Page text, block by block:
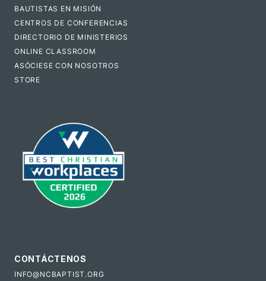
BAUTISTAS EN MISIÓN
CENTROS DE CONFERENCIAS
DIRECTORIO DE MINISTERIOS
ONLINE CLASSROOM
ASÓCIESE CON NOSOTROS
STORE
CONTÁCTENOS
INFO@NCBAPTIST.ORG